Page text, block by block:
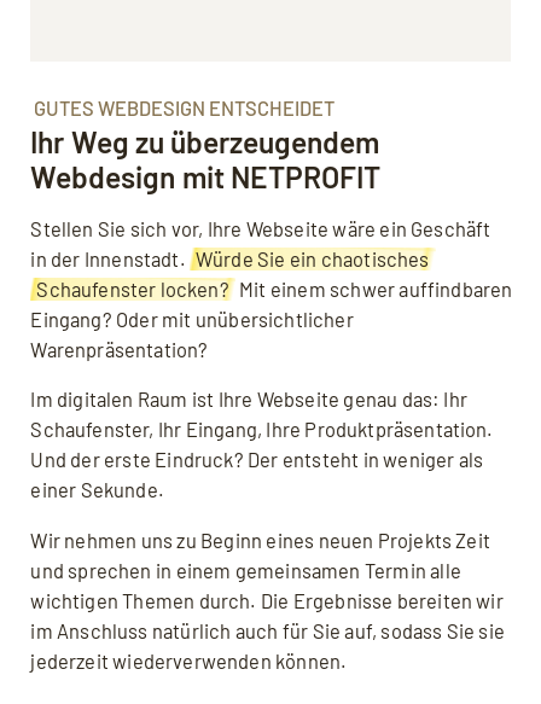
GUTES WEBDESIGN ENTSCHEIDET
Ihr Weg zu überzeugendem
Webdesign mit NETPROFIT
Stellen Sie sich vor, Ihre Webseite wäre ein Geschäft
in der Innenstadt. Würde Sie ein chaotisches
Schaufenster locken? Mit einem schwer auffindbaren
Eingang? Oder mit unübersichtlicher
Warenpräsentation?
Im digitalen Raum ist Ihre Webseite genau das: Ihr
Schaufenster, Ihr Eingang, Ihre Produktpräsentation.
Und der erste Eindruck? Der entsteht in weniger als
einer Sekunde.
Wir nehmen uns zu Beginn eines neuen Projekts Zeit
und sprechen in einem gemeinsamen Termin alle
wichtigen Themen durch. Die Ergebnisse bereiten wir
im Anschluss natürlich auch für Sie auf, sodass Sie sie
jederzeit wiederverwenden können.